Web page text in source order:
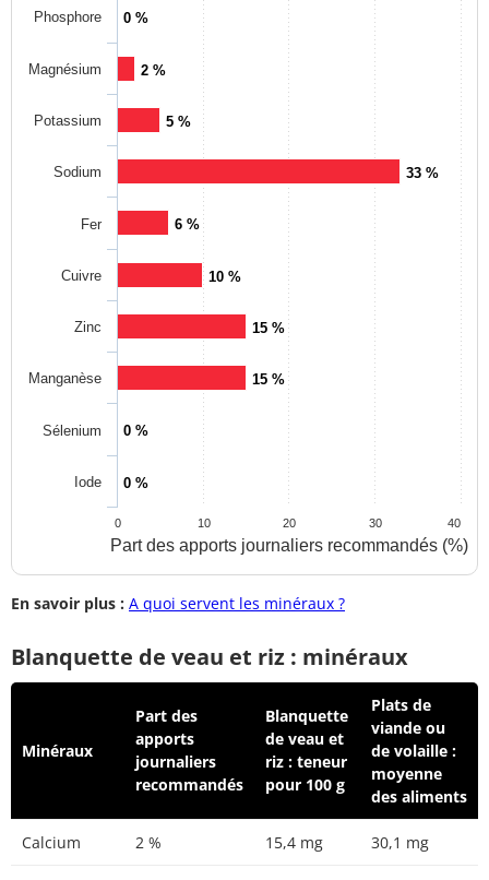
Part des apports journaliers recommandés (%)
0 %
2 %
5 %
33 %
6 %
10 %
15 %
15 %
0 %
0 %
Phosphore
Magnésium
Potassium
Sodium
Fer
Cuivre
Zinc
Manganèse
Sélenium
Iode
0 10 20 30 40
En savoir plus : A quoi servent les minéraux ?
Blanquette de veau et riz : minéraux
Minéraux
Part des
apports
journaliers
recommandés
Blanquette
de veau et
riz : teneur
pour 100 g
Plats de
viande ou
de volaille :
moyenne
des aliments
Calcium 2 % 15,4 mg 30,1 mg